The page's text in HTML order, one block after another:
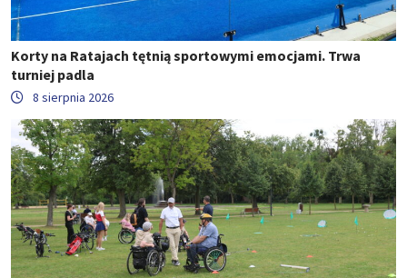
Korty na Ratajach tętnią sportowymi emocjami. Trwa
turniej padla
8 sierpnia 2026